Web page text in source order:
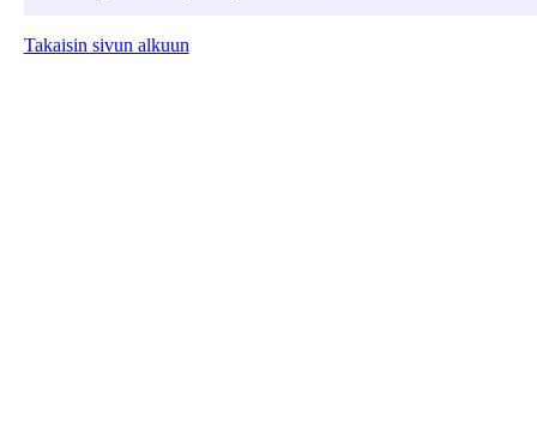
Takaisin sivun alkuun